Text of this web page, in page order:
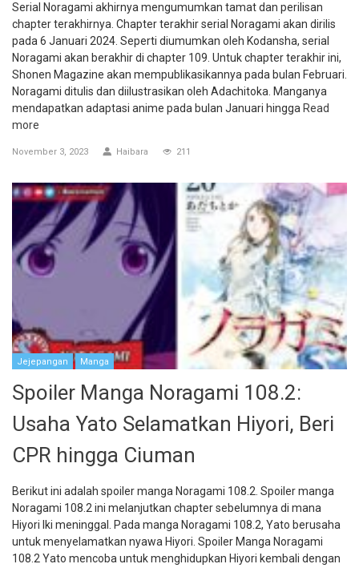
Serial Noragami akhirnya mengumumkan tamat dan perilisan
chapter terakhirnya. Chapter terakhir serial Noragami akan dirilis
pada 6 Januari 2024. Seperti diumumkan oleh Kodansha, serial
Noragami akan berakhir di chapter 109. Untuk chapter terakhir ini,
Shonen Magazine akan mempublikasikannya pada bulan Februari.
Noragami ditulis dan diilustrasikan oleh Adachitoka. Manganya
mendapatkan adaptasi anime pada bulan Januari hingga Read
more
November 3, 2023 Haibara 211
Jejepangan Manga
Spoiler Manga Noragami 108.2:
Usaha Yato Selamatkan Hiyori, Beri
CPR hingga Ciuman
Berikut ini adalah spoiler manga Noragami 108.2. Spoiler manga
Noragami 108.2 ini melanjutkan chapter sebelumnya di mana
Hiyori Iki meninggal. Pada manga Noragami 108.2, Yato berusaha
untuk menyelamatkan nyawa Hiyori. Spoiler Manga Noragami
108.2 Yato mencoba untuk menghidupkan Hiyori kembali dengan